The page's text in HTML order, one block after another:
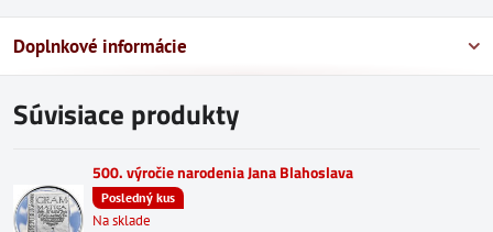
Doplnkové informácie
Súvisiace produkty
500. výročie narodenia Jana Blahoslava
Posledný kus
Na sklade